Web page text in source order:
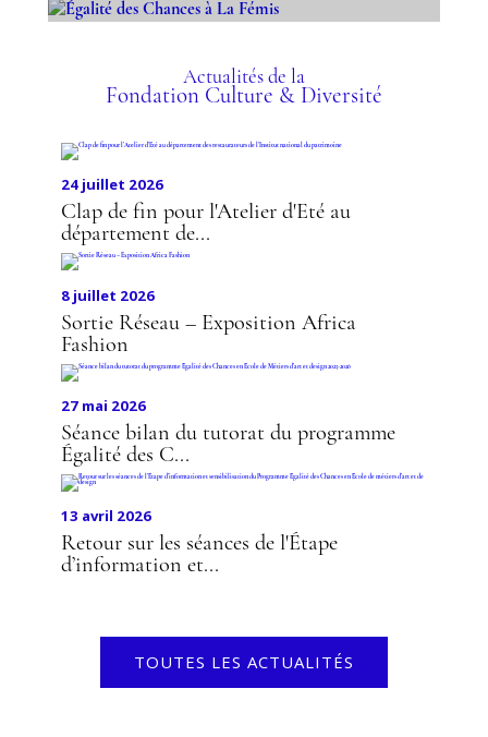
ÉGALITÉ DES CHANCES À
LA FÉMISActualités de la
Fondation Culture & Diversité
24 juillet 2026
Clap de fin pour l'Atelier d'Eté au
département de...
8 juillet 2026
Sortie Réseau – Exposition Africa
Fashion
27 mai 2026
Séance bilan du tutorat du programme
Égalité des C...
13 avril 2026
Retour sur les séances de l'Étape
d’information et...
TOUTES LES ACTUALITÉS